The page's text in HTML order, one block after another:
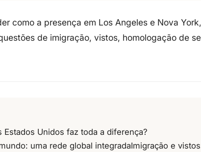
como a presença em Los Angeles e Nova York
de imigração, vistos, homologação de
Unidos faz toda a diferença?
uma rede global integradaImigração e